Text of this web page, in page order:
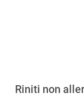
Riniti non